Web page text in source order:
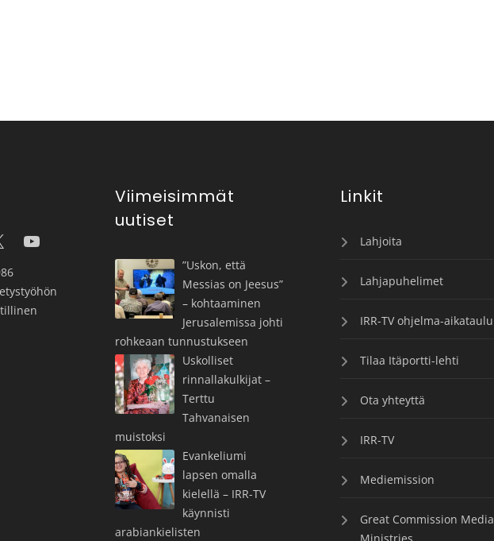
Viimeisimmät
uutiset
”Uskon, että
Messias on Jeesus”
– kohtaaminen
Jerusalemissa johti
rohkeaan tunnustukseen
Uskolliset
rinnallakulkijat –
Terttu
Tahvanaisen
muistoksi
Evankeliumi
lapsen omalla
kielellä – IRR-TV
käynnisti
arabiankielisten
Linkit
Lahjoita
Lahjapuhelimet
IRR-TV ohjelma-aikataulu
Tilaa Itäportti-lehti
Ota yhteyttä
IRR-TV
Mediemission
Great Commission Media